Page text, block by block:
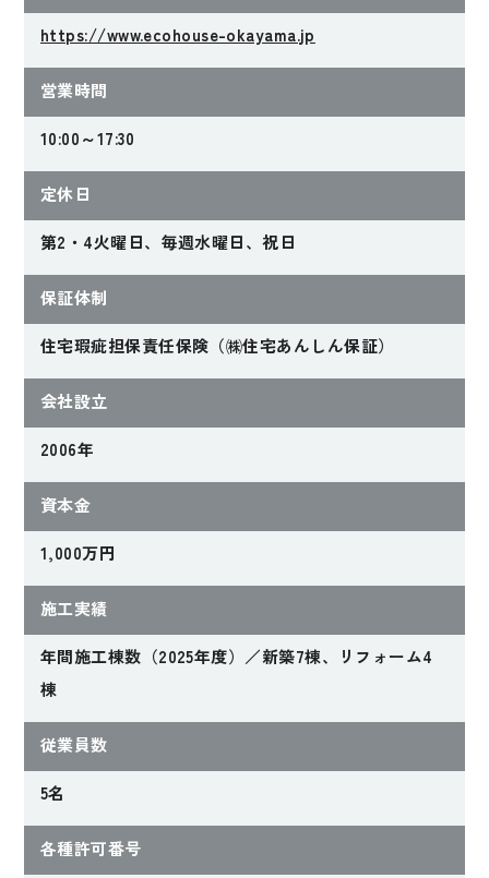
https://www.ecohouse-okayama.jp
営業時間
10:00～17:30
定休日
第2・4火曜日、毎週水曜日、祝日
保証体制
住宅瑕疵担保責任保険（㈱住宅あんしん保証）
会社設立
2006年
資本金
1,000万円
施工実績
年間施工棟数（2025年度）／新築7棟、リフォーム4
棟
従業員数
5名
各種許可番号